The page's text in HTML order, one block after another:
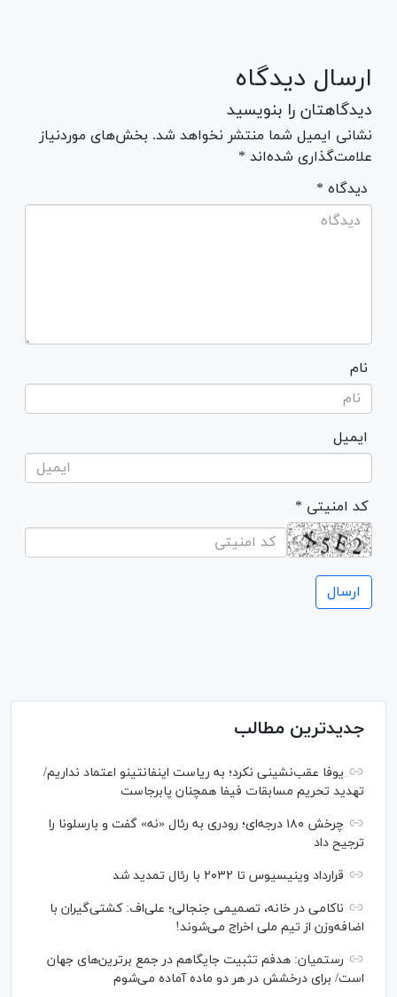
ارسال دیدگاه
دیدگاهتان را بنویسید
نشانی ایمیل شما منتشر نخواهد شد. بخش‌های موردنیاز
علامت‌گذاری شده‌اند *
* دیدگاه
نام
ایمیل
* کد امنیتی
جدیدترین مطالب
یوفا عقب‌نشینی نکرد؛ به ریاست اینفانتینو اعتماد نداریم/
تهدید تحریم مسابقات فیفا همچنان پابرجاست
چرخش ۱۸۰ درجه‌ای؛ رودری به رئال «نه» گفت و بارسلونا را
ترجیح داد
قرارداد وینیسیوس تا ۲۰۳۲ با رئال‌ تمدید شد
ناکامی در خانه، تصمیمی جنجالی؛ علی‌اف: کشتی‌گیران با
اضافه‌وزن از تیم ملی اخراج می‌شوند!
رستمیان: هدفم تثبیت جایگاهم در جمع برترین‌های جهان
است/ برای درخشش در هر دو ماده آماده می‌شوم